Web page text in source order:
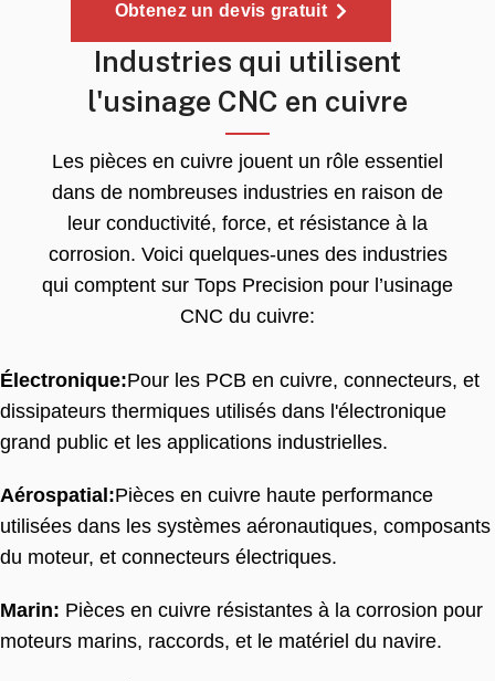
Obtenez un devis gratuit
Industries qui utilisent
l'usinage CNC en cuivre
Les pièces en cuivre jouent un rôle essentiel
dans de nombreuses industries en raison de
leur conductivité, force, et résistance à la
corrosion. Voici quelques-unes des industries
qui comptent sur Tops Precision pour l’usinage
CNC du cuivre:
Électronique:Pour les PCB en cuivre, connecteurs, et
dissipateurs thermiques utilisés dans l'électronique
grand public et les applications industrielles.
Aérospatial:Pièces en cuivre haute performance
utilisées dans les systèmes aéronautiques, composants
du moteur, et connecteurs électriques.
Marin: Pièces en cuivre résistantes à la corrosion pour
moteurs marins, raccords, et le matériel du navire.